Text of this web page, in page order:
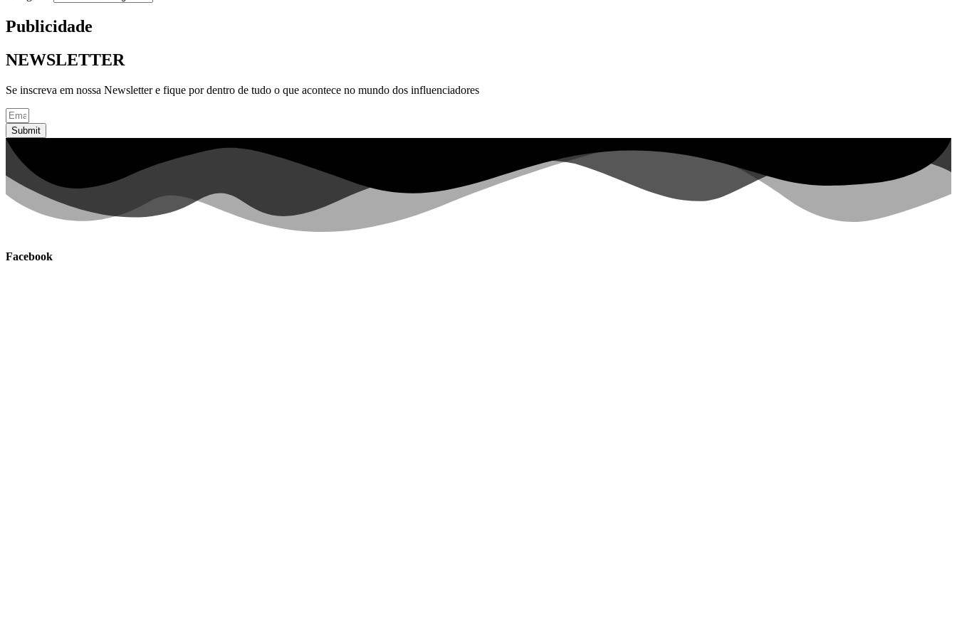
Publicidade
NEWSLETTER
Se inscreva em nossa Newsletter e fique por dentro de tudo o que acontece no mundo dos influenciadores
Submit
Facebook